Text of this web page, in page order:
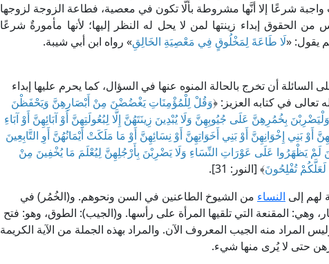
شرعًا إلا أنَّها مشروطة بألَّا تكون في معصية، فطاعة الزوجة لزوجها
الحقوق إبداء زينتها لمن لا يحل له النظر إليها؛ لأنها مأمورةٌ شرعًا
يقول: «لَا طَاعَةَ لِمَخْلُوقٍ فِي مَعْصِيَةِ الخَالِقِ» رواه ابن أبي شيبة.
السائلة أن تخرج بالحالة المنوه عنها في السؤال، كما يحرم عليها إبداء
تعالى في كتابه العزيز: ﴿وَقُلْ لِلْمُؤْمِنَاتِ يَغْضُضْنَ مِنْ أَبْصَارِهِنَّ وَيَحْفَظْنَ
بِخُمُرِهِنَّ عَلَى جُيُوبِهِنَّ وَلَا يُبْدِينَ زِينَتَهُنَّ إِلَّا لِبُعُولَتِهِنَّ أَوْ آبَائِهِنَّ أَوْ آبَاءِ
أَوْ بَنِي إِخْوَانِهِنَّ أَوْ بَنِي أَخَوَاتِهِنَّ أَوْ نِسَائِهِنَّ أَوْ مَا مَلَكَتْ أَيْمَانُهُنَّ أَوِ التَّابِعِينَ
لَمْ يَظْهَرُوا عَلَى عَوْرَاتِ النِّسَاءِ وَلَا يَضْرِبْنَ بِأَرْجُلِهِنَّ لِيُعْلَمَ مَا يُخْفِينَ مِنْ
لَعَلَّكُمْ تُفْلِحُونَ﴾ [النور: 31].
لهم إلى النساء من الشيوخ الطاعنين في السن ونحوهم. و(الخُمُر) في
وهي: المقنعة التي تلقيها المرأة على رأسها. و(الجيب): الطوق، وهو: فتح
منه الجيب المعروف الآن. والمراد بهذه الجملة من الآية الكريمة
حتى لا يُرى منها شيء.